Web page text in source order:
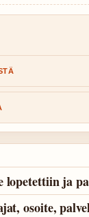
lopetettiin ja
osoite,